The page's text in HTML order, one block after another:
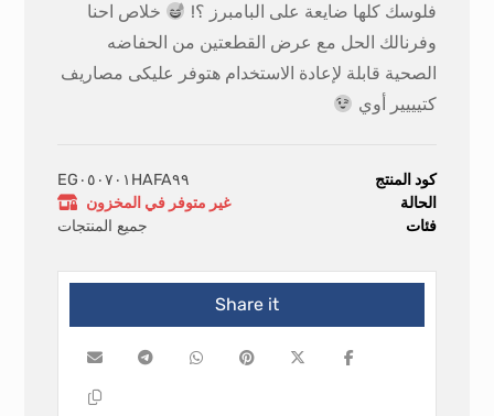
فلوسك كلها ضايعة على البامبرز ؟!
خلاص احنا
وفرنالك الحل مع عرض القطعتين من الحفاضه
الصحية قابلة لإعادة الاستخدام هتوفر عليكى مصاريف
كتيييير أوي
كود المنتج
EG٠٥٠٧٠١HAFA٩٩
الحالة
غير متوفر في المخزون
فئات
جميع المنتجات